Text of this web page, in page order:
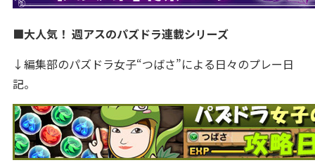
■大人気！ 週アスのパズドラ連載シリーズ
↓編集部のパズドラ女子“つばさ”による日々のプレー日
記。